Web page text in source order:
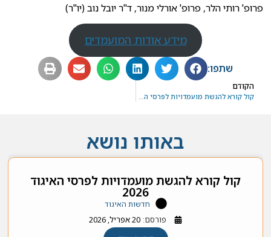
פרופ' רותי הלר, פרופ' אורלי מנור, ד"ר יובל נוב (יו"ר)
מידע אודות המועמדים
שתפו:
הקודם
באותו נושא
קול קורא להגשת מועמדויות לפרסי האיגוד
2026
חדשות האיגוד
פורסם: 20 אפריל, 2026